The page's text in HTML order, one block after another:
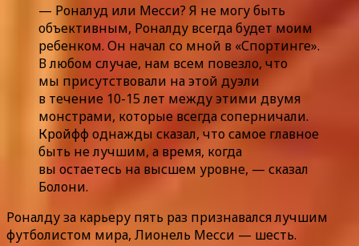
— Роналуд или Месси? Я не могу быть
объективным, Роналду всегда будет моим
ребенком. Он начал со мной в «Спортинге».
В любом случае, нам всем повезло, что
мы присутствовали на этой дуэли
в течение 10-15 лет между этими двумя
монстрами, которые всегда соперничали.
Кройфф однажды сказал, что самое главное
быть не лучшим, а время, когда
вы остаетесь на высшем уровне, — сказал
Болони.
Роналду за карьеру пять раз признавался лучшим
футболистом мира, Лионель Месси — шесть.